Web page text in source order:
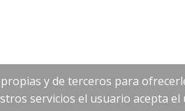
y de terceros para
servicios el usuario acepta el